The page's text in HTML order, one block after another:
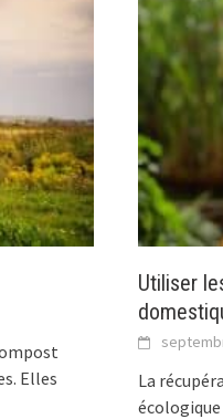
Elles
Utiliser
La